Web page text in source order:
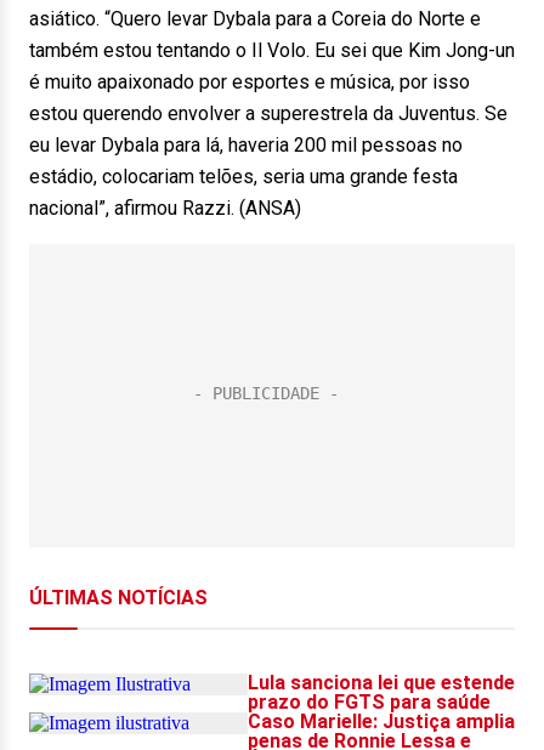
asiático. “Quero levar Dybala para a Coreia do Norte e
também estou tentando o Il Volo. Eu sei que Kim Jong-un
é muito apaixonado por esportes e música, por isso
estou querendo envolver a superestrela da Juventus. Se
eu levar Dybala para lá, haveria 200 mil pessoas no
estádio, colocariam telões, seria uma grande festa
nacional”, afirmou Razzi. (ANSA)